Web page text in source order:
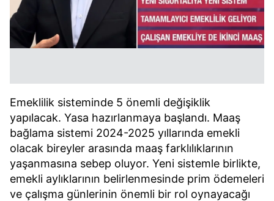
Emeklilik sisteminde 5 önemli değişiklik
yapılacak. Yasa hazırlanmaya başlandı. Maaş
bağlama sistemi 2024-2025 yıllarında emekli
olacak bireyler arasında maaş farklılıklarının
yaşanmasına sebep oluyor. Yeni sistemle birlikte,
emekli aylıklarının belirlenmesinde prim ödemeleri
ve çalışma günlerinin önemli bir rol oynayacağı